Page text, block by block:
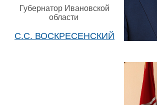
Губернатор Ивановской
области
С.С. ВОСКРЕСЕНСКИЙ